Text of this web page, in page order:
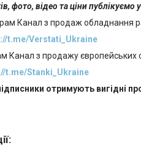
фото, відео та ціни
Канал з продаж обладнання
t.me/Verstati_Ukraine
Канал з продажу європейських
t.me/Stanki_Ukraine
отримують вигідні